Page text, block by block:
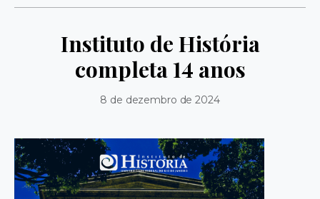
Instituto de História
completa 14 anos
8 de dezembro de 2024